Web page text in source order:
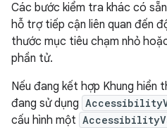
Các bước kiểm tra khác có
hỗ trợ tiếp cận liên quan đến
thước mục tiêu chạm nhỏ
phần tử.
Nếu đang kết hợp Khung hiển
đang sử dụng
cấu hình một